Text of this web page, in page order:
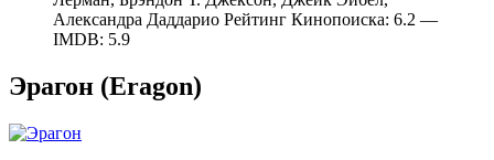
Александра Даддарио Рейтинг Кинопоиска: 6.2 —
IMDB: 5.9
Эрагон (Eragon)